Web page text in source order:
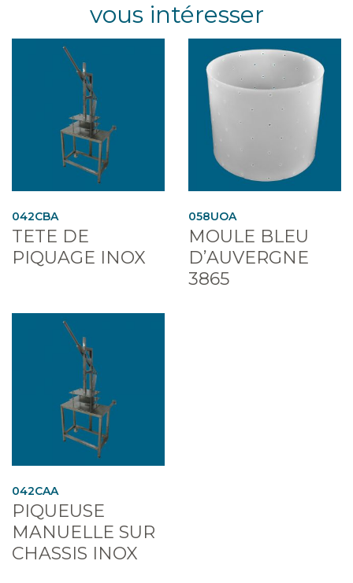
vous intéresser
042CBA
TETE DE
PIQUAGE INOX
058UOA
MOULE BLEU
D’AUVERGNE
3865
042CAA
PIQUEUSE
MANUELLE SUR
CHASSIS INOX